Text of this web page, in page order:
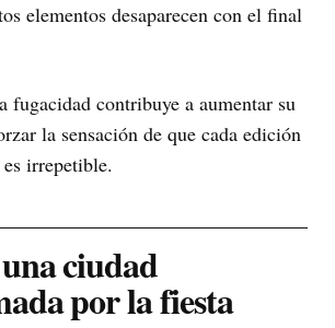
elementos desaparecen con el final
fugacidad contribuye a aumentar su
la sensación de que cada edición
irrepetible.
ciudad
por la fiesta